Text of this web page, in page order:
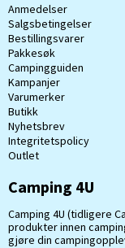
Anmedelser
Salgsbetingelser
Bestillingsvarer
Pakkesøk
Campingguiden
Kampanjer
Varumerker
Butikk
Nyhetsbrev
Integritetspolicy
Outlet
Camping 4U
Camping 4U (tidligere
produkter innen
gjøre din